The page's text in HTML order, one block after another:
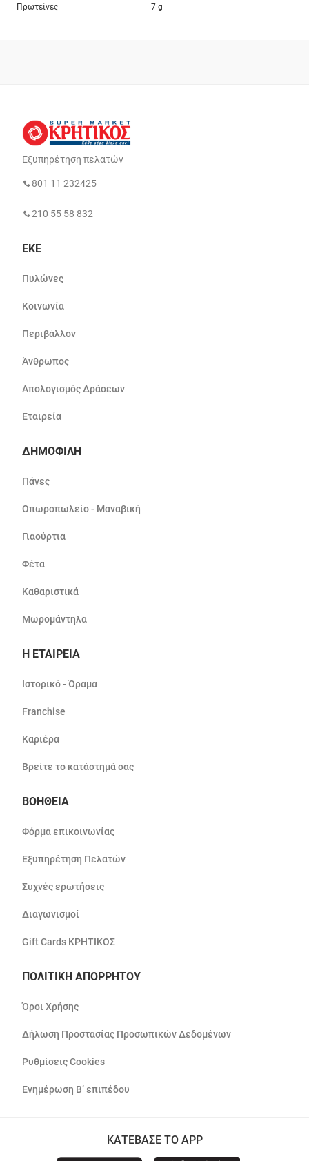
Πρωτείνες 7 g
Εξυπηρέτηση πελατών
801 11 232425
210 55 58 832
ΕΚΕ
Πυλώνες
Κοινωνία
Περιβάλλον
Άνθρωπος
Απολογισμός Δράσεων
Εταιρεία
ΔΗΜΟΦΙΛΗ
Πάνες
Οπωροπωλείο - Μαναβική
Γιαούρτια
Φέτα
Καθαριστικά
Μωρομάντηλα
Η ΕΤΑΙΡΕΙΑ
Ιστορικό - Όραμα
Franchise
Καριέρα
Βρείτε το κατάστημά σας
ΒΟΗΘΕΙΑ
Φόρμα επικοινωνίας
Εξυπηρέτηση Πελατών
Συχνές ερωτήσεις
Διαγωνισμοί
Gift Cards ΚΡΗΤΙΚΟΣ
ΠΟΛΙΤΙΚΗ ΑΠΟΡΡΗΤΟΥ
Όροι Χρήσης
Δήλωση Προστασίας Προσωπικών Δεδομένων
Ρυθμίσεις Cookies
Ενημέρωση Β’ επιπέδου
ΚΑΤΕΒΑΣΕ ΤΟ APP